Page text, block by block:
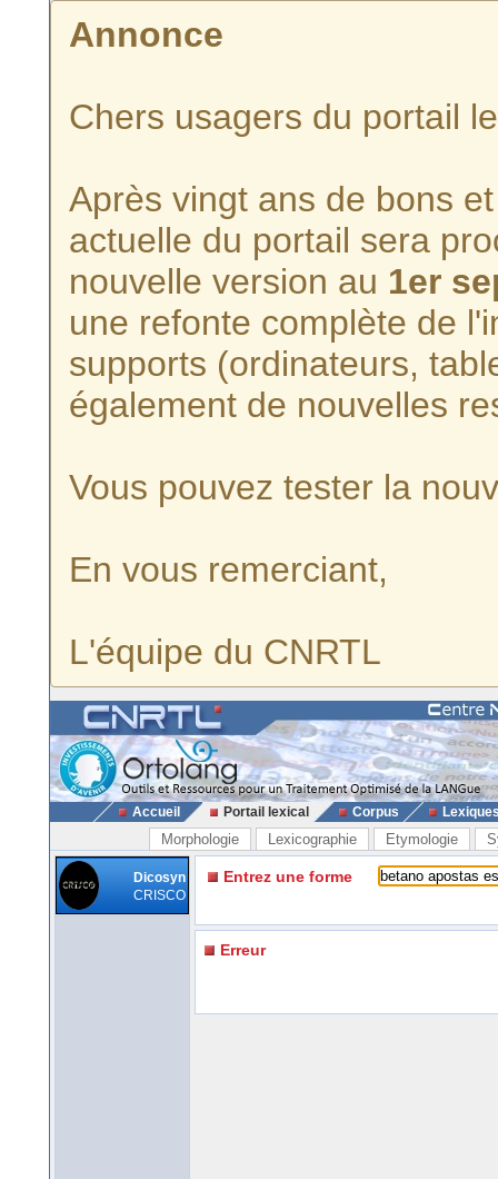
Annonce
Chers usagers du portail
Après vingt ans de bons
actuelle du portail sera
nouvelle version au 1er
une refonte complète de
supports (ordinateurs,
également de nouvelles
Vous pouvez tester la
En vous remerciant,
L'équipe du CNRTL
Accueil Portail lexical Corpus
Morphologie Lexicographie Etymologie
Dicosyn
CRISCO
Entrez une forme
Erreur